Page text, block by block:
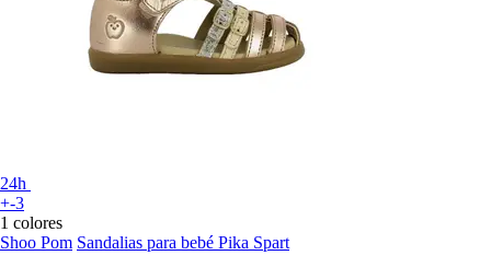
24h
+-3
1 colores
Shoo Pom Sandalias para bebé Pika Spart